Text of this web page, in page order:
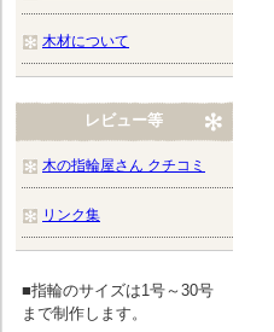
木材について
レビュー等
木の指輪屋さん クチコミ
リンク集
■指輪のサイズは1号～30号
まで制作します。